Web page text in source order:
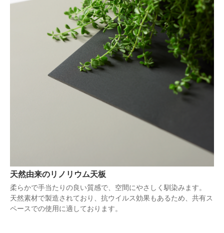
天然由来のリノリウム天板
柔らかで手当たりの良い質感で、空間にやさしく馴染みます。
天然素材で製造されており、抗ウイルス効果もあるため、共有ス
ペースでの使用に適しております。